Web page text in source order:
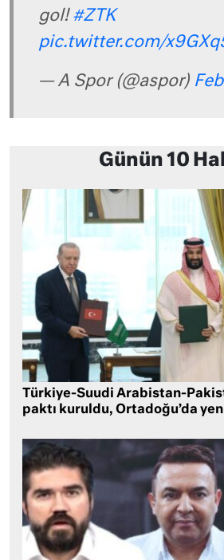
gol! #ZTK
pic.twitter.com/
— A Spor (@aspor)
Günün 10
Türkiye-Suudi Arabistan-
paktı kuruldu, Ortadoğu’da